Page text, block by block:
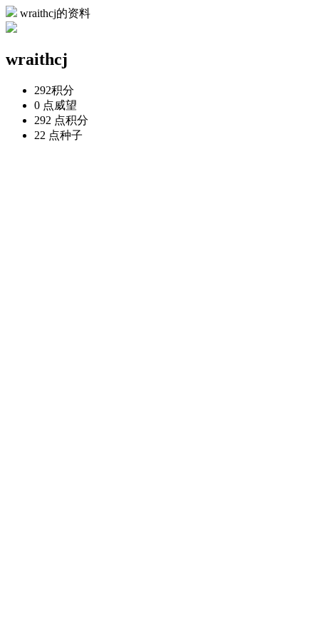
wraithcj的资料
wraithcj
292积分
0 点威望
292 点积分
22 点种子